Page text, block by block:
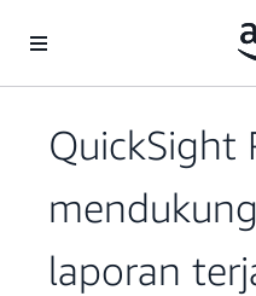
QuickSight
laporan